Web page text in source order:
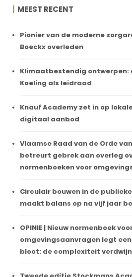
MEEST RECENT
Pionier van de moderne
Boeckx overleden
Klimaatbestendig ontwerpen:
Koeling als leidraad
Knauf Academy zet in op
digitaal aanbod
Vlaamse Raad van de Orde
betreurt gebrek aan overleg
normenboeken voor
Circulair bouwen in de
maakt balans op na vijf jaar
OPINIE | Nieuw normenboek
omgevingsaanvragen legt
bloot: de complexiteit